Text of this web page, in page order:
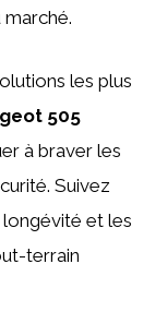
les plus
505
à braver les
Suivez
longévité et les
terrain